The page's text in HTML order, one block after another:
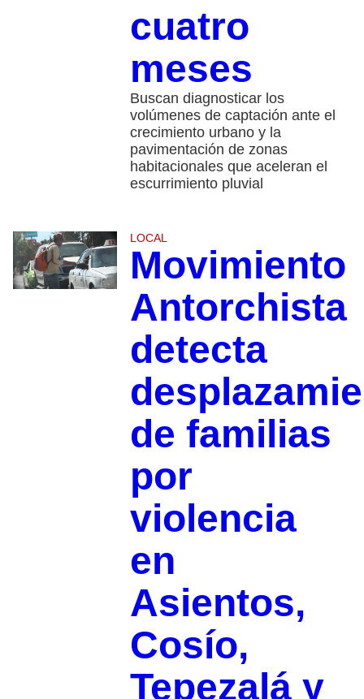
cuatro
meses
Buscan diagnosticar los
volúmenes de captación ante el
crecimiento urbano y la
pavimentación de zonas
habitacionales que aceleran el
escurrimiento pluvial
LOCAL
Movimiento
Antorchista
detecta
de familias
por
violencia
en
Asientos,
Cosío,
Tepezalá y